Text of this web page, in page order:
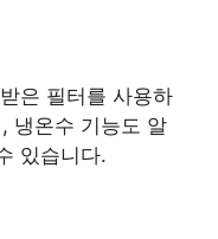
은 필터를 사용하
냉온수 기능도 알
있습니다.